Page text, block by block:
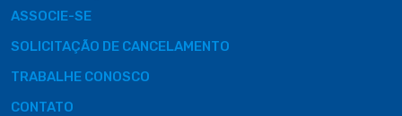
ASSOCIE-SE
SOLICITAÇÃO DE CANCELAMENTO
TRABALHE CONOSCO
CONTATO